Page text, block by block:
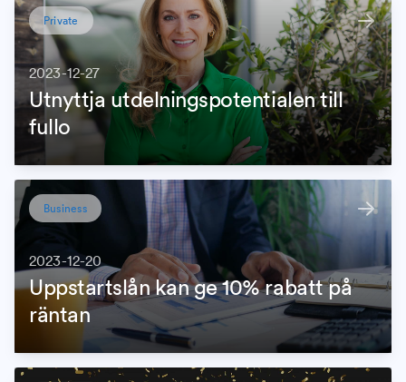
Private
2023-12-27
Utnyttja utdelningspotentialen till
fullo
Business
2023-12-20
Uppstartslån kan ge 10% rabatt på
räntan